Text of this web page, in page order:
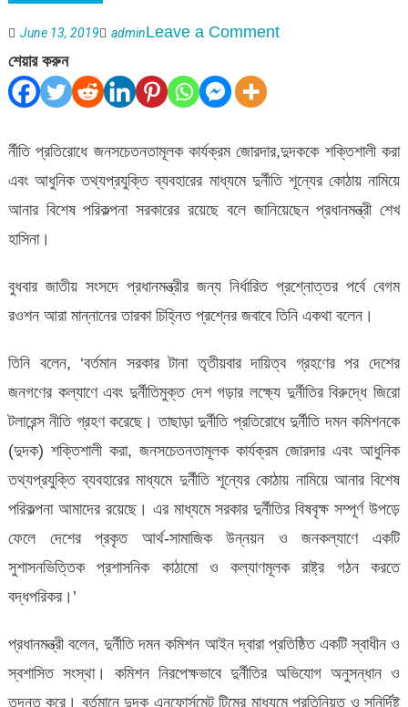
June 13, 2019 adminLeave a Commenton
নামাতে
‘বিশেষ
পরিকল্পনা’
শেয়ার করুন
র্নীতি প্রতিরোধে জনসচেতনতামূলক কার্যক্রম জোরদার,দুদককে শক্তিশালী করা
এবং আধুনিক তথ্যপ্রযুক্তি ব্যবহারের মাধ্যমে দুর্নীতি শূন্যের কোঠায় নামিয়ে
আনার বিশেষ পরিকল্পনা সরকারের রয়েছে বলে জানিয়েছেন প্রধানমন্ত্রী শেখ
হাসিনা।
বুধবার জাতীয় সংসদে প্রধানমন্ত্রীর জন্য নির্ধারিত প্রশ্নোত্তর পর্বে বেগম
রওশন আরা মান্নানের তারকা চিহ্নিত প্রশ্নের জবাবে তিনি একথা বলেন।
তিনি বলেন, ‘বর্তমান সরকার টানা তৃতীয়বার দায়িত্ব গ্রহণের পর দেশের
জনগণের কল্যাণে এবং দুর্নীতিমুক্ত দেশ গড়ার লক্ষ্যে দুর্নীতির বিরুদ্ধে জিরো
টলারেন্স নীতি গ্রহণ করেছে। তাছাড়া দুর্নীতি প্রতিরোধে দুর্নীতি দমন কমিশনকে
(দুদক) শক্তিশালী করা, জনসচেতনতামূলক কার্যক্রম জোরদার এবং আধুনিক
তথ্যপ্রযুক্তি ব্যবহারের মাধ্যমে দুর্নীতি শূন্যের কোঠায় নামিয়ে আনার বিশেষ
পরিকল্পনা আমাদের রয়েছে। এর মাধ্যমে সরকার দুর্নীতির বিষবৃক্ষ সম্পূর্ণ উপড়ে
ফেলে দেশের প্রকৃত আর্থ-সামাজিক উন্নয়ন ও জনকল্যাণে একটি
সুশাসনভিত্তিক প্রশাসনিক কাঠামো ও কল্যাণমূলক রাষ্ট্র গঠন করতে
বদ্ধপরিকর।’
প্রধানমন্ত্রী বলেন, দুর্নীতি দমন কমিশন আইন দ্বারা প্রতিষ্ঠিত একটি স্বাধীন ও
স্বশাসিত সংস্থা। কমিশন নিরপেক্ষভাবে দুর্নীতির অভিযোগ অনুসন্ধান ও
তদন্ত করে। বর্তমানে দুদক এনফোর্সমেন্ট টিমের মাধ্যমে প্রতিনিয়ত ও সুনির্দিষ্ট